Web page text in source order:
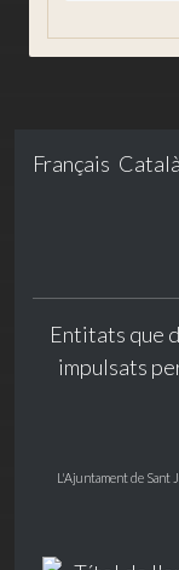
Français Català
Entitats que
impulsats
L'Ajuntament de Sant